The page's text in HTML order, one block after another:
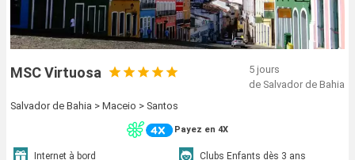
MSC Virtuosa
5 jours
de Salvador de Bahia
Salvador de Bahia > Maceio > Santos
Payez en 4X
Internet à bord Clubs Enfants dès 3 ans